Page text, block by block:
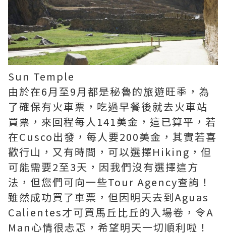
Sun Temple
由於在6月至9月都是秘魯的旅遊旺季，為
了確保有火車票，吃過早餐後就去火車站
買票，來回程每人141美金，這已算平，若
在Cusco出發，每人要200美金，其實若喜
歡行山，又有時間，可以選擇Hiking，但
可能需要2至3天，因我們沒有選擇這方
法，但您們可向一些Tour Agency查詢！
雖然成功買了車票，但因明天去到Aguas
Calientes才可買馬丘比丘的入場卷，令A
Man心情很忐忑，希望明天一切順利啦！